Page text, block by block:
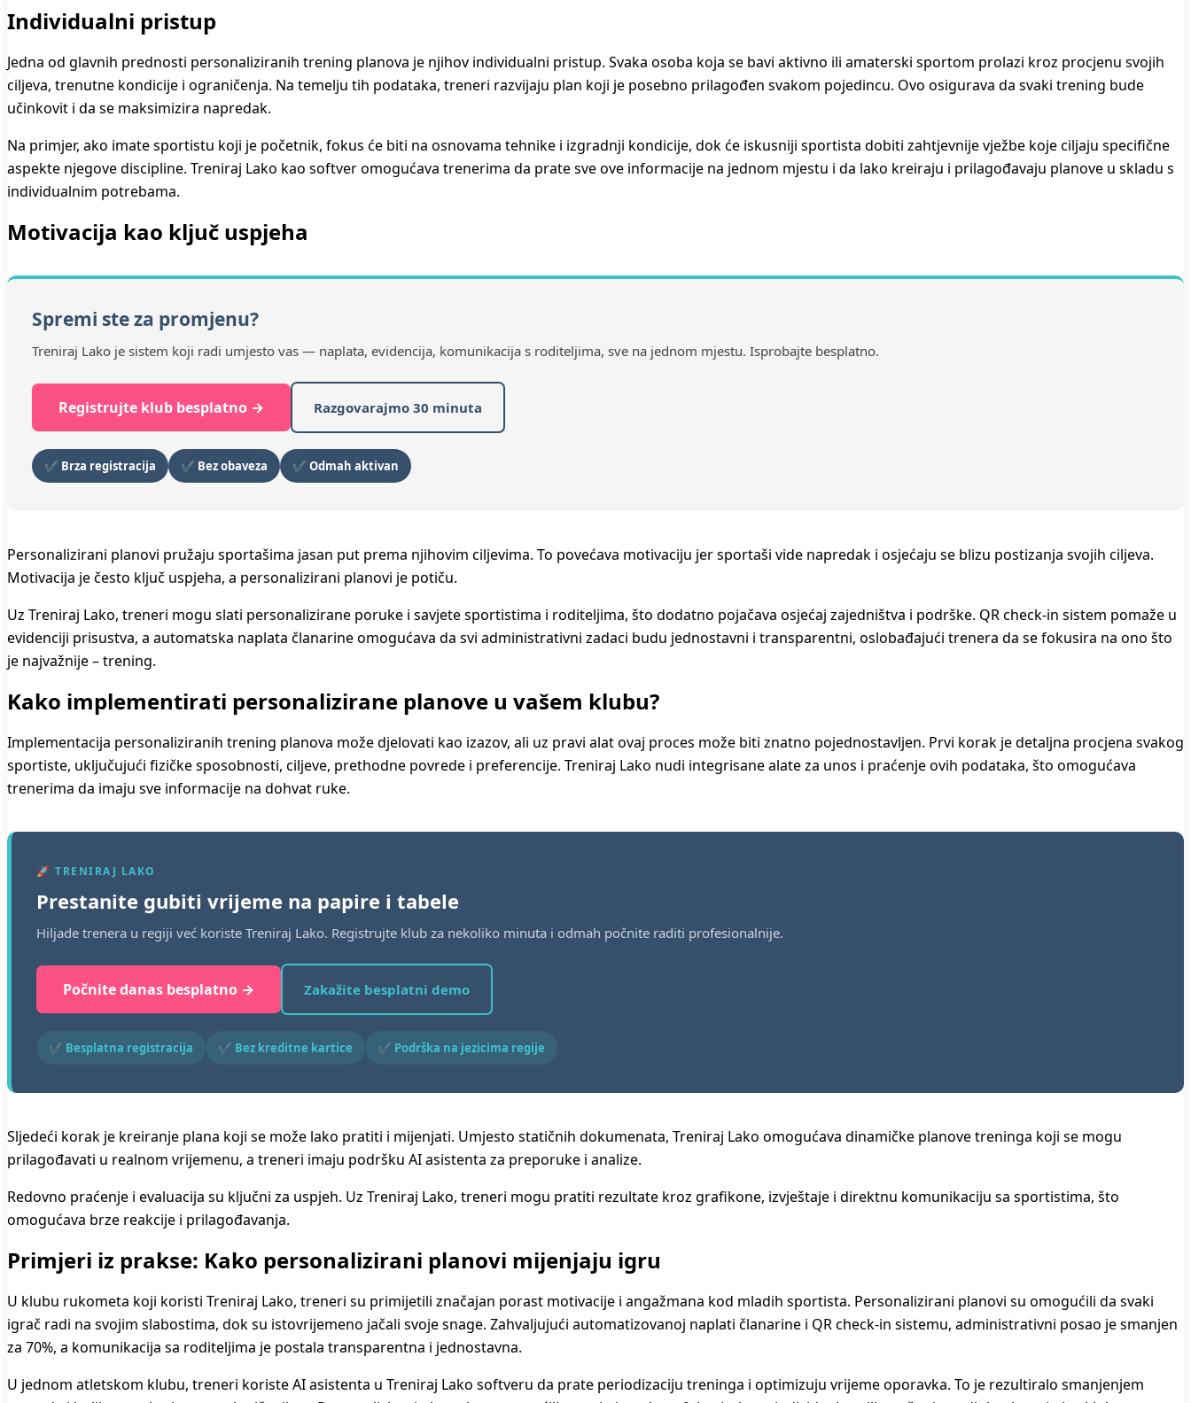
Individualni pristup
Jedna od glavnih prednosti personaliziranih trening planova je njihov individualni pristup. Svaka osoba koja se bavi aktivno ili amaterski sportom prolazi kroz procjenu svojih
ciljeva, trenutne kondicije i ograničenja. Na temelju tih podataka, treneri razvijaju plan koji je posebno prilagođen svakom pojedincu. Ovo osigurava da svaki trening bude
učinkovit i da se maksimizira napredak.
Na primjer, ako imate sportistu koji je početnik, fokus će biti na osnovama tehnike i izgradnji kondicije, dok će iskusniji sportista dobiti zahtjevnije vježbe koje ciljaju specifične
aspekte njegove discipline. Treniraj Lako kao softver omogućava trenerima da prate sve ove informacije na jednom mjestu i da lako kreiraju i prilagođavaju planove u skladu s
individualnim potrebama.
Motivacija kao ključ uspjeha
Spremi ste za promjenu?
Treniraj Lako je sistem koji radi umjesto vas — naplata, evidencija, komunikacija s roditeljima, sve na jednom mjestu. Isprobajte besplatno.
Registrujte klub besplatno → Razgovarajmo 30 minuta
✔ Brza registracija ✔ Bez obaveza ✔ Odmah aktivan
Personalizirani planovi pružaju sportašima jasan put prema njihovim ciljevima. To povećava motivaciju jer sportaši vide napredak i osjećaju se blizu postizanja svojih ciljeva.
Motivacija je često ključ uspjeha, a personalizirani planovi je potiču.
Uz Treniraj Lako, treneri mogu slati personalizirane poruke i savjete sportistima i roditeljima, što dodatno pojačava osjećaj zajedništva i podrške. QR check-in sistem pomaže u
evidenciji prisustva, a automatska naplata članarine omogućava da svi administrativni zadaci budu jednostavni i transparentni, oslobađajući trenera da se fokusira na ono što
je najvažnije – trening.
Kako implementirati personalizirane planove u vašem klubu?
Implementacija personaliziranih trening planova može djelovati kao izazov, ali uz pravi alat ovaj proces može biti znatno pojednostavljen. Prvi korak je detaljna procjena svakog
sportiste, uključujući fizičke sposobnosti, ciljeve, prethodne povrede i preferencije. Treniraj Lako nudi integrisane alate za unos i praćenje ovih podataka, što omogućava
trenerima da imaju sve informacije na dohvat ruke.
🚀 TRENIRAJ LAKO
Prestanite gubiti vrijeme na papire i tabele
Hiljade trenera u regiji već koriste Treniraj Lako. Registrujte klub za nekoliko minuta i odmah počnite raditi profesionalnije.
Počnite danas besplatno → Zakažite besplatni demo
✔ Besplatna registracija ✔ Bez kreditne kartice ✔ Podrška na jezicima regije
Sljedeći korak je kreiranje plana koji se može lako pratiti i mijenjati. Umjesto statičnih dokumenata, Treniraj Lako omogućava dinamičke planove treninga koji se mogu
prilagođavati u realnom vrijemenu, a treneri imaju podršku AI asistenta za preporuke i analize.
Redovno praćenje i evaluacija su ključni za uspjeh. Uz Treniraj Lako, treneri mogu pratiti rezultate kroz grafikone, izvještaje i direktnu komunikaciju sa sportistima, što
omogućava brze reakcije i prilagođavanja.
Primjeri iz prakse: Kako personalizirani planovi mijenjaju igru
U klubu rukometa koji koristi Treniraj Lako, treneri su primijetili značajan porast motivacije i angažmana kod mladih sportista. Personalizirani planovi su omogućili da svaki
igrač radi na svojim slabostima, dok su istovrijemeno jačali svoje snage. Zahvaljujući automatizovanoj naplati članarine i QR check-in sistemu, administrativni posao je smanjen
za 70%, a komunikacija sa roditeljima je postala transparentna i jednostavna.
U jednom atletskom klubu, treneri koriste AI asistenta u Treniraj Lako softveru da prate periodizaciju treninga i optimizuju vrijeme oporavka. To je rezultiralo smanjenjem